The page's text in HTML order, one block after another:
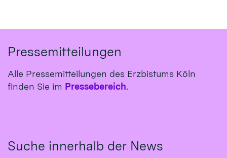
Pressemitteilungen
Alle Pressemitteilungen des Erzbistums Köln
finden Sie im Pressebereich.
Suche innerhalb der News